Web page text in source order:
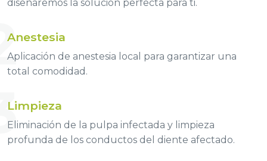
diseñaremos la solución perfecta para ti.
Anestesia
Aplicación de anestesia local para garantizar una
total comodidad.
Limpieza
Eliminación de la pulpa infectada y limpieza
profunda de los conductos del diente afectado.